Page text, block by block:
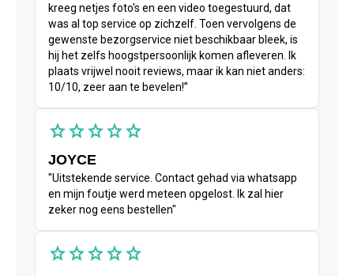
kreeg netjes foto's en een video toegestuurd, dat
was al top service op zichzelf. Toen vervolgens de
gewenste bezorgservice niet beschikbaar bleek, is
hij het zelfs hoogstpersoonlijk komen afleveren. Ik
plaats vrijwel nooit reviews, maar ik kan niet anders:
10/10, zeer aan te bevelen!”
starstarstarstarstar
JOYCE
"Uitstekende service. Contact gehad via whatsapp
en mijn foutje werd meteen opgelost. Ik zal hier
zeker nog eens bestellen"
starstarstarstarstar